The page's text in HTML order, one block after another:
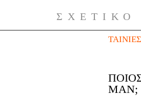
ΣΧΕΤΙΚΌ
ΤΑΙΝΊΕΣ
MAN;